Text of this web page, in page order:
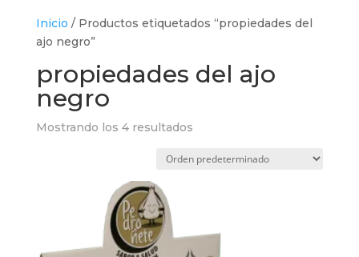
Inicio / Productos etiquetados “propiedades del
ajo negro”
propiedades del ajo
negro
Mostrando los 4 resultados